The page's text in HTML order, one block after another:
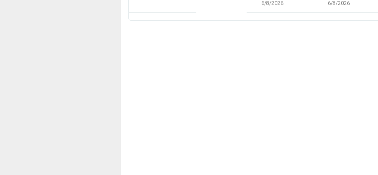
6/8/2026 6/8/2026